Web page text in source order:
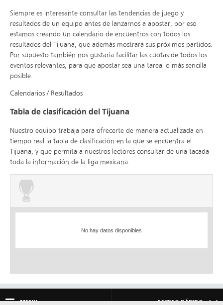
Siempre es interesante consultar las tendencias de juego y
resultados de un equipo antes de lanzarnos a apostar, por eso
estamos creando un calendario de encuentros con todos los
resultados del Tijuana, que además mostrará sus próximos partidos.
Por supuesto también nos gustaria facilitar las cuotas de todos los
eventos relevantes, para que apostar sea una tarea lo más sencilla
posible.
Calendarios / Resultados
Tabla de clasificación del Tijuana
Nuestro equipo trabaja para ofrecerte de manera actualizada en
tiempo real la tabla de clasificación en la que se encuentra el
Tijuana, y que permita a nuestros lectores consultar de una tacada
toda la información de la liga mexicana.
No hay datos disponibles
MENU ACCESO RÁPIDO